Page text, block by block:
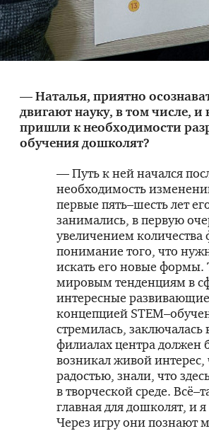
— Наталья, приятно
двигают науку, в том числе,
пришли к необходимости
обучения дошколят?
— Путь к ней начался
необходимость
первые пять–шесть лет
занимались, в первую
увеличением
понимание того, что
искать его новые формы.
мировым тенденциям в
интересные
концепцией
стремилась, заключалась
филиалах центра должен
возникал живой
радостью, знали, что
в творческой среде.
главная для дошколят, и
Через игру они познают